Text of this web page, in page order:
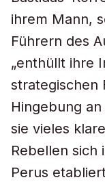
ihrem Mann,
Führern des
„enthüllt ihre
strategischen
Hingebung
sie vieles
Rebellen sich
Perus